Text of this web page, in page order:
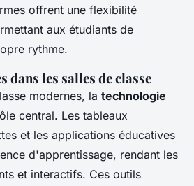
offrent une flexibilité
aux étudiants de
rythme.
les salles de classe
modernes, la technologie
central. Les tableaux
et les applications éducatives
d'apprentissage, rendant les
et interactifs. Ces outils